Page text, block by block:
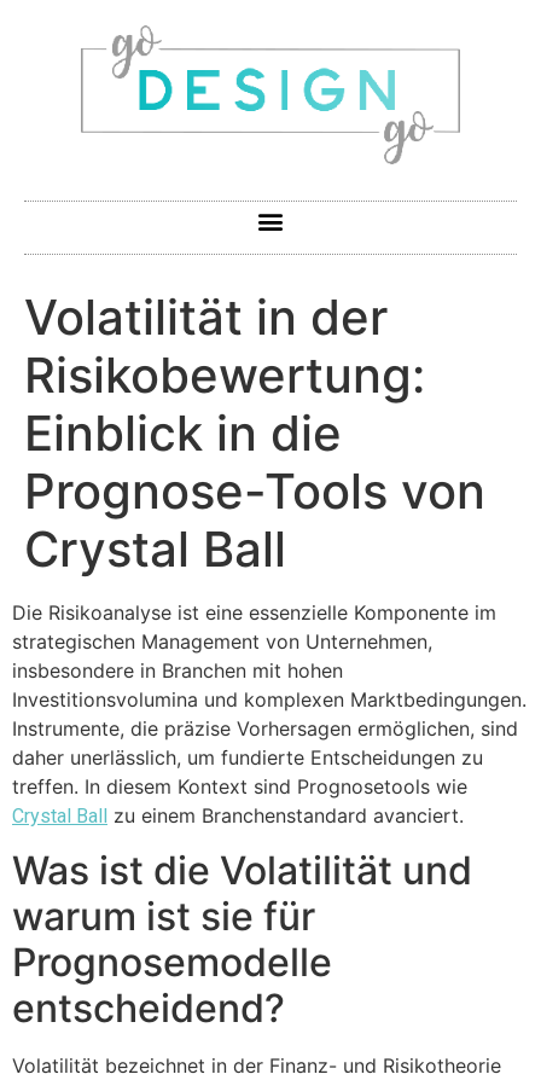
Volatilität in der
Risikobewertung:
Einblick in die
Prognose-Tools von
Crystal Ball
Die Risikoanalyse ist eine essenzielle Komponente im
strategischen Management von Unternehmen,
insbesondere in Branchen mit hohen
Investitionsvolumina und komplexen Marktbedingungen.
Instrumente, die präzise Vorhersagen ermöglichen, sind
daher unerlässlich, um fundierte Entscheidungen zu
treffen. In diesem Kontext sind Prognosetools wie
Crystal Ball zu einem Branchenstandard avanciert.
Was ist die Volatilität und
warum ist sie für
Prognosemodelle
entscheidend?
Volatilität bezeichnet in der Finanz- und Risikotheorie